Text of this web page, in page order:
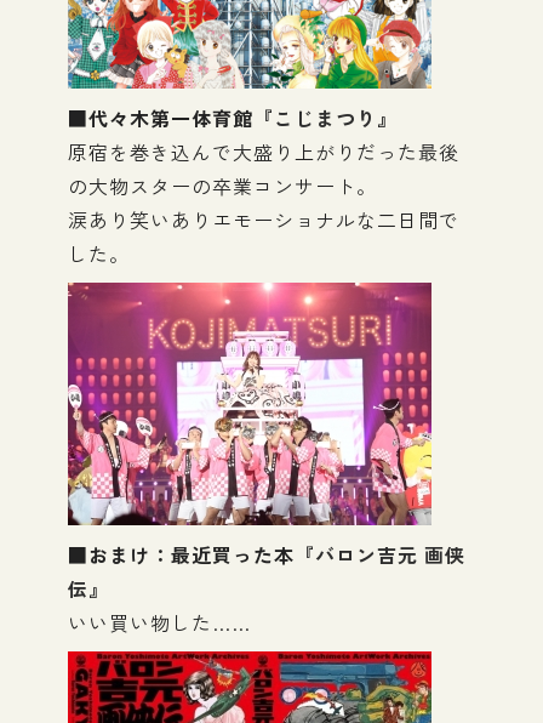
■代々木第一体育館『こじまつり 』
原宿を巻き込んで大盛り上がりだった最後
の大物スターの卒業コンサート。
涙あり笑いありエモーショナルな二日間で
した。
■おまけ：最近買った本『バロン吉元 画侠
伝』
いい買い物した……